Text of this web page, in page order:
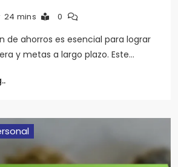
24 mins 0
de ahorros es esencial para lograr
y metas a largo plazo. Este…